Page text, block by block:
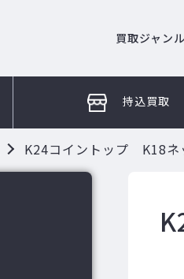
買取ジャン
持込買取
K24コイントップ K18ネ